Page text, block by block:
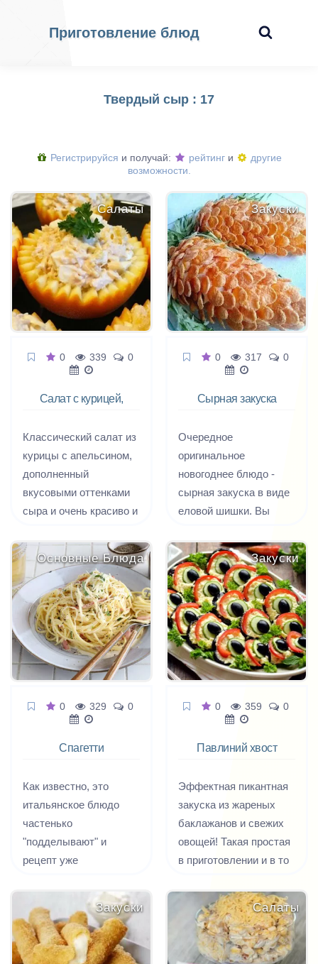
Приготовление блюд
Твердый сыр : 17
Регистрируйся и получай: рейтинг и
другие
возможности.
Салаты
0 339 0
Салат с курицей,
сыром
Классический салат из
курицы с апельсином,
дополненный
вкусовыми оттенками
сыра и очень красиво и
специально для
новогоднего застолья.
Закуски
0 317 0
Сырная закуска
Очередное
оригинальное
новогоднее блюдо -
сырная закуска в виде
еловой шишки. Вы
друзья и родные
склонятся над
тарелкой со словами:
"О, это даже жалко
есть!" и "Ааа, что ты
делаешь!" - когда вы
будете отщипывать от
шишки первый кусочек.
Основные Блюда
0 329 0
Спагетти
Как известно, это
итальянское блюдо
частенько
"подделывают" и
рецепт уже
голову, без зазрения
совести называя его
Карбонара.
Итальянскую пасту
Закуски
0 359 0
Павлиний хвост
Эффектная пикантная
закуска из жареных
баклажанов и свежих
овощей! Такая простая
в приготовлении и в то
и эффектная на вид
закуска!
Закуски Салаты